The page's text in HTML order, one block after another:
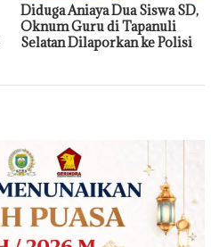
Diduga Aniaya Dua Siswa SD,
Oknum Guru di Tapanuli
Selatan Dilaporkan ke Polisi